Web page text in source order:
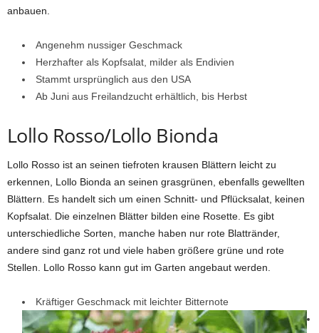
anbauen.
Angenehm nussiger Geschmack
Herzhafter als Kopfsalat, milder als Endivien
Stammt ursprünglich aus den USA
Ab Juni aus Freilandzucht erhältlich, bis Herbst
Lollo Rosso/Lollo Bionda
Lollo Rosso ist an seinen tiefroten krausen Blättern leicht zu
erkennen, Lollo Bionda an seinen grasgrünen, ebenfalls gewellten
Blättern. Es handelt sich um einen Schnitt- und Pflücksalat, keinen
Kopfsalat. Die einzelnen Blätter bilden eine Rosette. Es gibt
unterschiedliche Sorten, manche haben nur rote Blattränder,
andere sind ganz rot und viele haben größere grüne und rote
Stellen. Lollo Rosso kann gut im Garten angebaut werden.
Kräftiger Geschmack mit leichter Bitternote